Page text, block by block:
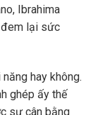
Ibrahima
đem lại sức
hay không.
ghép ấy thế
sự cân bằng